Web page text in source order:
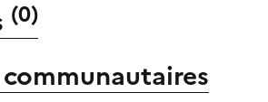
(0)
communautaires